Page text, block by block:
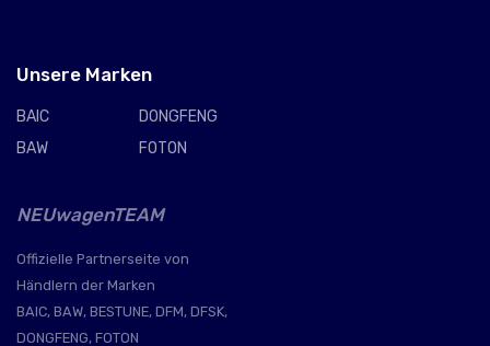
Unsere Marken
BAIC
BAW
DONGFENG
FOTON
NEUwagenTEAM
Offizielle Partnerseite von
Händlern der Marken
BAIC, BAW, BESTUNE, DFM, DFSK,
DONGFENG, FOTON